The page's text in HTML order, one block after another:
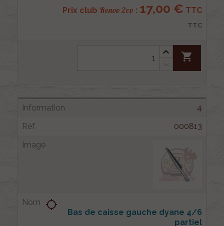
Prix club Renov 2cv : 17,00 € TTC
TTC
shopping_cart
4
000813
Bas de caisse gauche dyane 4/6
partiel
location_searching